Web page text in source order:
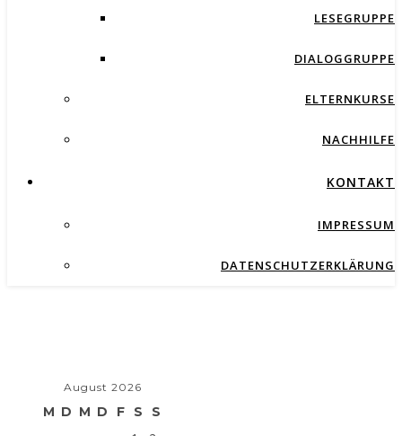
LESEGRUPPE
DIALOGGRUPPE
ELTERNKURSE
NACHHILFE
KONTAKT
IMPRESSUM
DATENSCHUTZERKLÄRUNG
August 2026
M D M D F S S